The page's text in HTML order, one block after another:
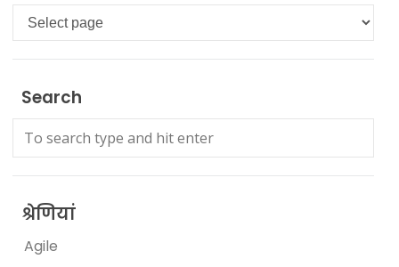
Languages
Search
श्रेणियां
Agile